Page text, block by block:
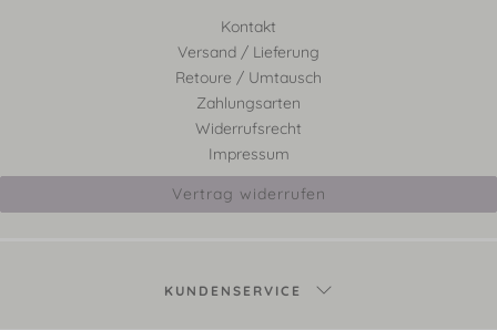
Kontakt
Versand / Lieferung
Retoure / Umtausch
Zahlungsarten
Widerrufsrecht
Impressum
Vertrag widerrufen
KUNDENSERVICE